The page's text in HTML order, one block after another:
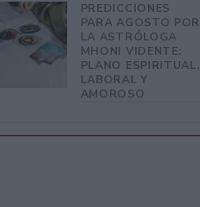
PREDICCIONES
PARA AGOSTO POR
LA ASTRÓLOGA
MHONI VIDENTE:
PLANO ESPIRITUAL,
LABORAL Y
AMOROSO